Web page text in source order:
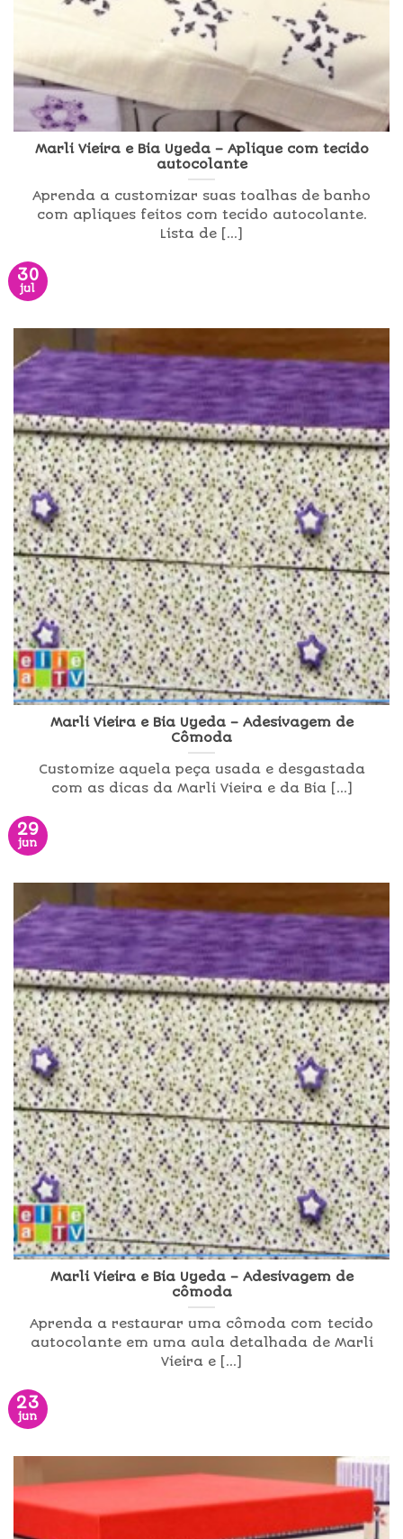
Marli Vieira e Bia Uyeda – Aplique com tecido
autocolante
Aprenda a customizar suas toalhas de banho
com apliques feitos com tecido autocolante.
Lista de [...]
30
jul
Marli Vieira e Bia Uyeda – Adesivagem de
Cômoda
Customize aquela peça usada e desgastada
com as dicas da Marli Vieira e da Bia [...]
29
jun
Marli Vieira e Bia Uyeda – Adesivagem de
cômoda
Aprenda a restaurar uma cômoda com tecido
autocolante em uma aula detalhada de Marli
Vieira e [...]
23
jun